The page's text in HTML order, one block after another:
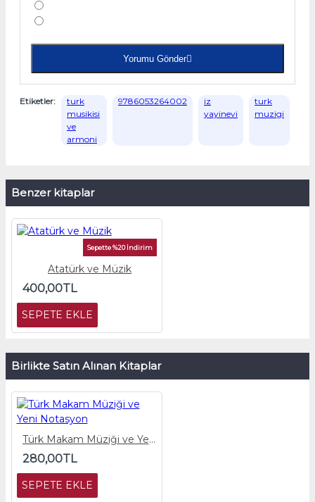
Yorumu Gönder
Etiketler:
turk
musikisi
ve
armoni
9786053264002
iz
yayinevi
turk
muzigi
Benzer kitaplar
Sepette %20 İndirim
Atatürk ve Müzik
400,00TL
SEPETE EKLE
Birlikte Satın Alınan Kitaplar
Türk Makam Müziği ve Yeni Notasyon
280,00TL
SEPETE EKLE